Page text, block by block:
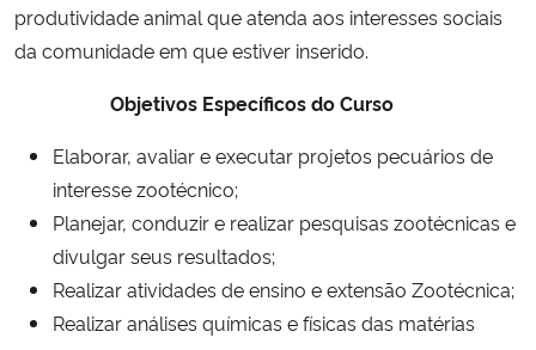
Ministério de Minas e Energia
Ministério da Ciência, Tecnologia, Inovações e Comunicações
Ministério do Meio Ambiente
produtividade animal que atenda aos interesses sociais
da comunidade em que estiver inserido.
Objetivos Específicos do Curso
Elaborar, avaliar e executar projetos pecuários de
interesse zootécnico;
Planejar, conduzir e realizar pesquisas zootécnicas e
divulgar seus resultados;
Realizar atividades de ensino e extensão Zootécnica;
Realizar análises químicas e físicas das matérias